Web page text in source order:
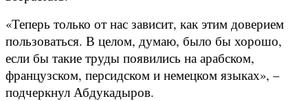
«Теперь только от нас зависит, как этим доверием
пользоваться. В целом, думаю, было бы хорошо,
если бы такие труды появились на арабском,
французском, персидском и немецком языках», –
подчеркнул Абдукадыров.